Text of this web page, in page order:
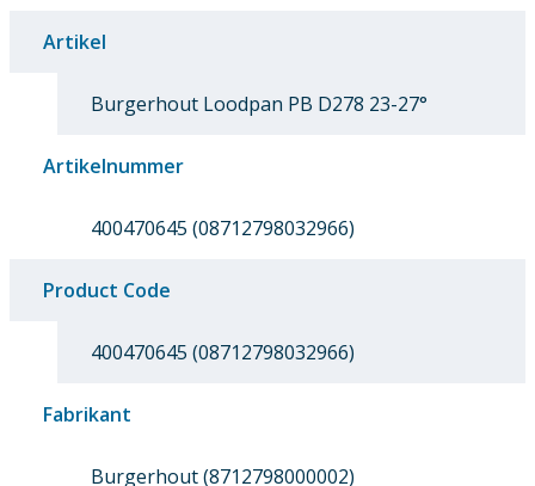
Artikel
Burgerhout Loodpan PB D278 23-27°
Artikelnummer
400470645 (08712798032966)
Product Code
400470645 (08712798032966)
Fabrikant
Burgerhout (8712798000002)